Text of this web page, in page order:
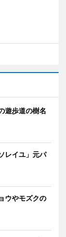
遊歩道の樹名
レイユ」元パ
ウやモズクの